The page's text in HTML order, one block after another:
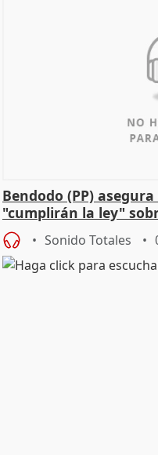
Bendodo (PP)
"cumplirán la ley"
Sonido Totales